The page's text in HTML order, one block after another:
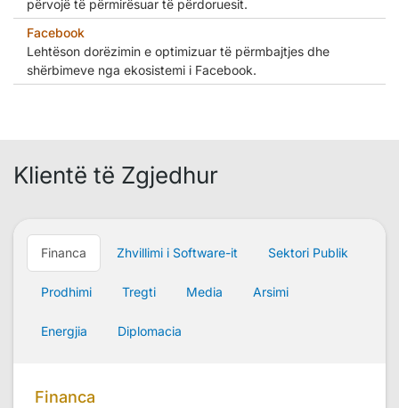
përvojë të përmirësuar të përdoruesit.
Facebook
Lehtëson dorëzimin e optimizuar të përmbajtjes dhe
shërbimeve nga ekosistemi i Facebook.
Klientë të Zgjedhur
Financa Zhvillimi i Software-it Sektori Publik
Prodhimi Tregti Media Arsimi
Energjia Diplomacia
Financa